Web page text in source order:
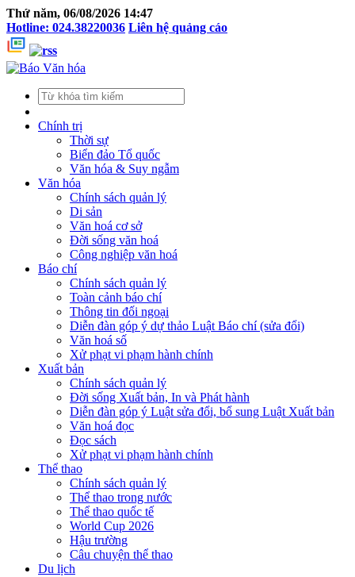
Thứ năm, 06/08/2026 14:47
Hotline: 024.38220036 Liên hệ quảng cáo
Chính trị
Thời sự
Biển đảo Tổ quốc
Văn hóa & Suy ngẫm
Văn hóa
Chính sách quản lý
Di sản
Văn hoá cơ sở
Đời sống văn hoá
Công nghiệp văn hoá
Báo chí
Chính sách quản lý
Toàn cảnh báo chí
Thông tin đối ngoại
Diễn đàn góp ý dự thảo Luật Báo chí (sửa đổi)
Văn hoá số
Xử phạt vi phạm hành chính
Xuất bản
Chính sách quản lý
Đời sống Xuất bản, In và Phát hành
Diễn đàn góp ý Luật sửa đổi, bổ sung Luật Xuất bản
Văn hoá đọc
Đọc sách
Xử phạt vi phạm hành chính
Thể thao
Chính sách quản lý
Thể thao trong nước
Thể thao quốc tế
World Cup 2026
Hậu trường
Câu chuyện thể thao
Du lịch